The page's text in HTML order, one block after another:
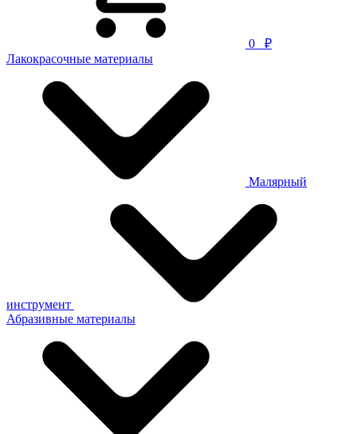
0
₽
Лакокрасочные материалы
Малярный
инструмент
Абразивные материалы